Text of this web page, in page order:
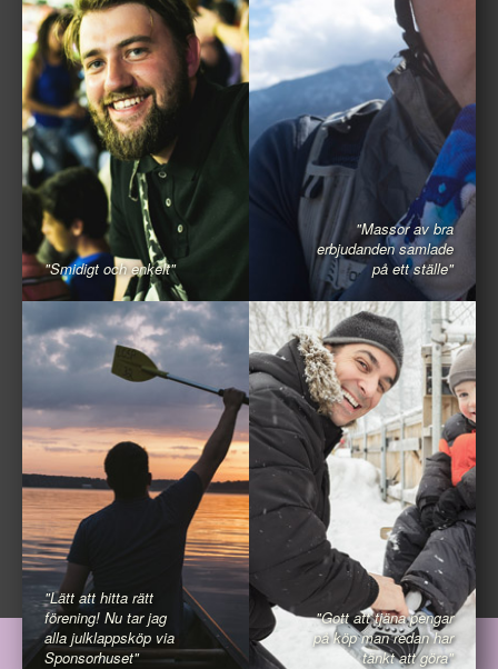
"Smidigt och enkelt"
"Massor av bra
erbjudanden samlade
på ett ställe"
"Lätt att hitta rätt
förening! Nu tar jag
alla julklappsköp via
Sponsorhuset"
"Gott att tjäna pengar
på köp man redan har
tänkt att göra"